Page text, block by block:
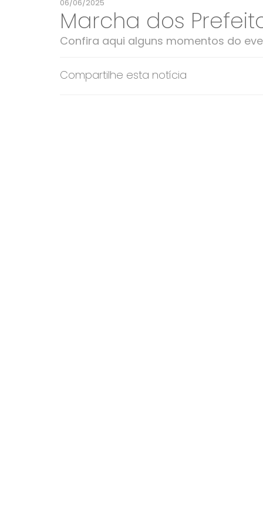
06/06/2025
Marcha dos
Confira aqui alguns momentos do
Compartilhe esta notícia